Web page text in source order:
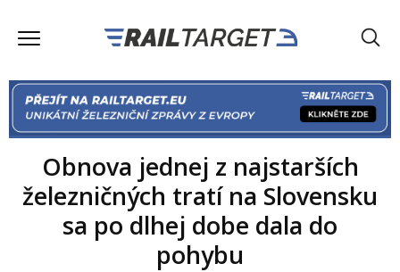
Obnova jednej z najstarších
železničných tratí na Slovensku
sa po dlhej dobe dala do
pohybu